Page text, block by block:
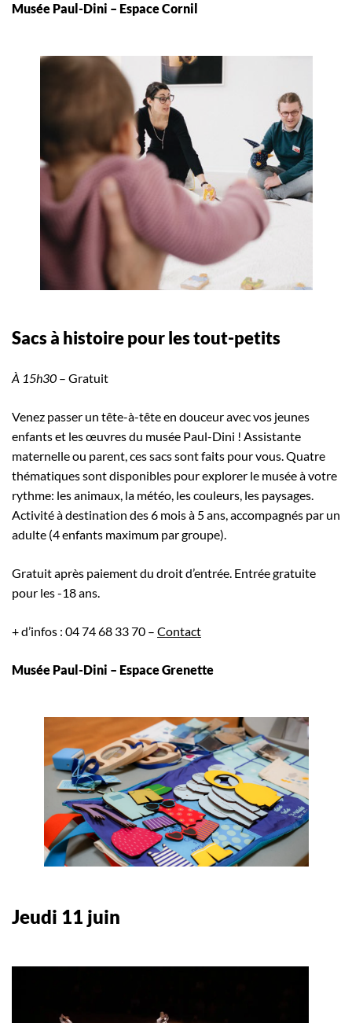
Musée Paul-Dini – Espace Cornil
Sacs à histoire pour les tout-petits
À 15h30 – Gratuit
Venez passer un tête-à-tête en douceur avec vos jeunes
enfants et les œuvres du musée Paul-Dini ! Assistante
maternelle ou parent, ces sacs sont faits pour vous. Quatre
thématiques sont disponibles pour explorer le musée à votre
rythme: les animaux, la météo, les couleurs, les paysages.
Activité à destination des 6 mois à 5 ans, accompagnés par un
adulte (4 enfants maximum par groupe).
Gratuit après paiement du droit d’entrée. Entrée gratuite
pour les -18 ans.
+ d’infos : 04 74 68 33 70 – Contact
Musée Paul-Dini – Espace Grenette
Jeudi 11 juin